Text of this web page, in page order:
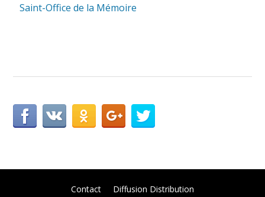
Saint-Office de la Mémoire
Contact
Diffusion Distribution